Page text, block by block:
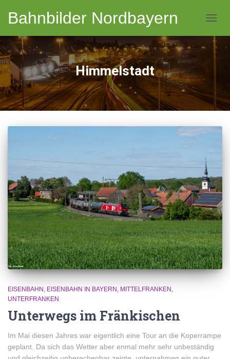
Bahnbilder Nordbayern
Himmelstadt
EISENBAHN EISENBAHN IN BAYERN MITTELFRANKEN
UNTERFRANKEN
Unterwegs im Fränkischen
Im Mai diesen Jahres war eigentlich eine Tour an die Koperrampe
geplant. Da sich das Wetter aber enmal mehr sehr unbeständig